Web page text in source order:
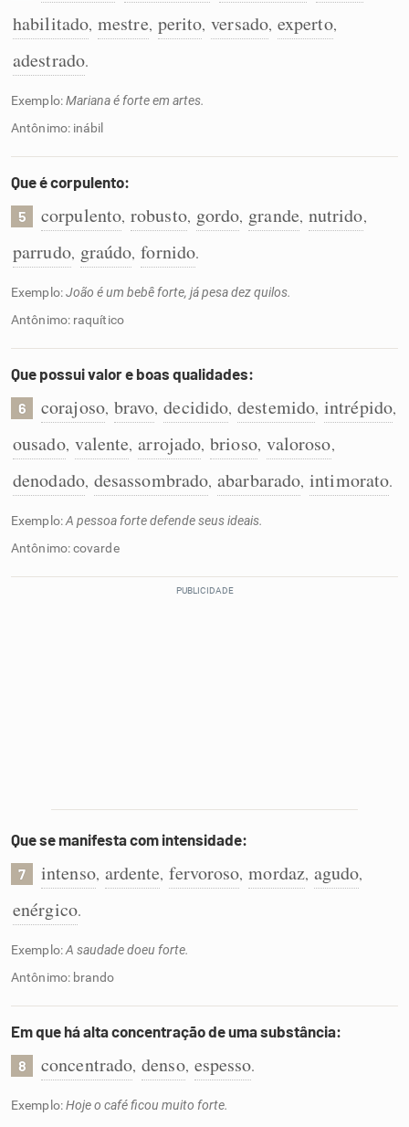
habilitado, mestre, perito, versado, experto,
adestrado.
Exemplo:Mariana é forte em artes.
Antônimo: inábil
Que é corpulento:
5 corpulento, robusto, gordo, grande, nutrido,
parrudo, graúdo, fornido.
Exemplo:João é um bebê forte, já pesa dez quilos.
Antônimo: raquítico
Que possui valor e boas qualidades:
6 corajoso, bravo, decidido, destemido, intrépido,
ousado, valente, arrojado, brioso, valoroso,
denodado, desassombrado, abarbarado, intimorato.
Exemplo:A pessoa forte defende seus ideais.
Antônimo: covarde
Que se manifesta com intensidade:
7 intenso, ardente, fervoroso, mordaz, agudo,
enérgico.
Exemplo:A saudade doeu forte.
Antônimo: brando
Em que há alta concentração de uma substância:
8 concentrado, denso, espesso.
Exemplo:Hoje o café ficou muito forte.